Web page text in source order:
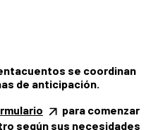
se coordinan
de anticipación.
para comenzar
según sus necesidades